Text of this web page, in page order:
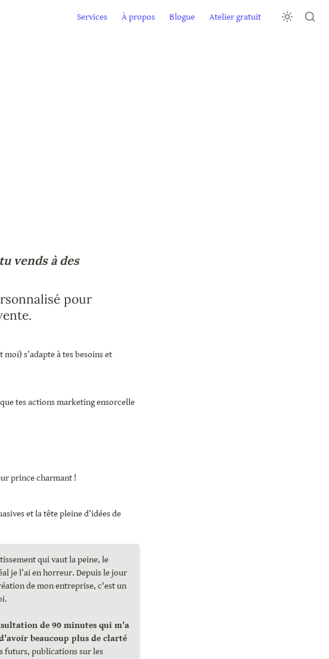
Services À propos Blogue Atelier gratuit
vends à des
pour
s’adapte à tes besoins et
tes actions marketing ensorcelle
prince charmant !
et la tête pleine d’idées de
qui vaut la peine, le
je l’ai en horreur. Depuis le jour
de mon entreprise, c'est un
de 90 minutes qui m'a
permit d'avoir beaucoup plus de clarté
futurs, publications sur les